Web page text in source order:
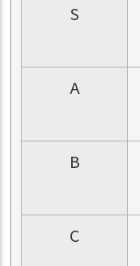
S
A
B
C